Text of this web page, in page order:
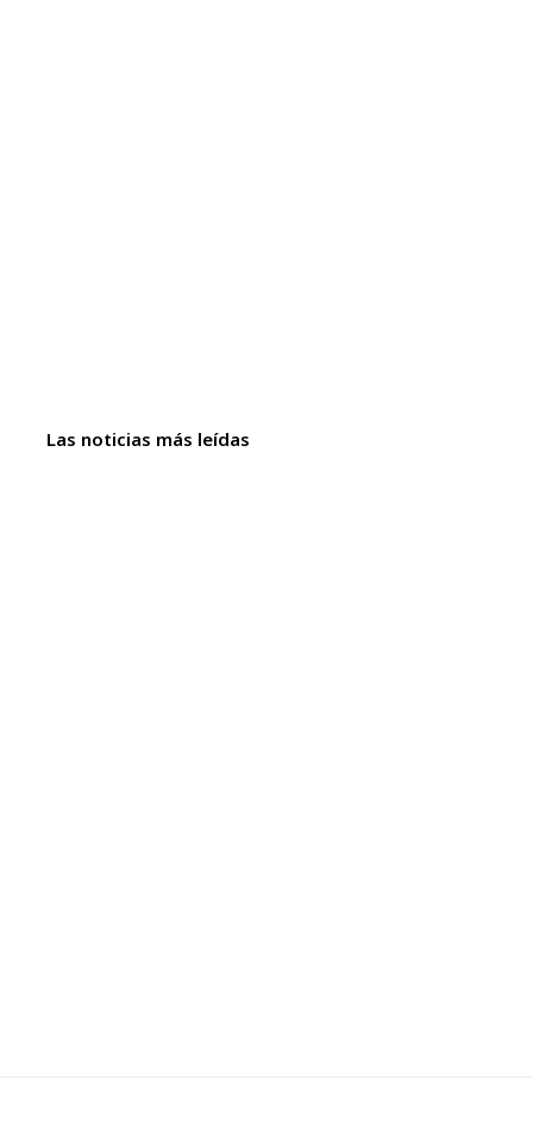
Las noticias más leídas